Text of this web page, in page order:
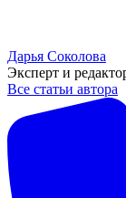
Дарья Соколова
Эксперт и
Все статьи автора